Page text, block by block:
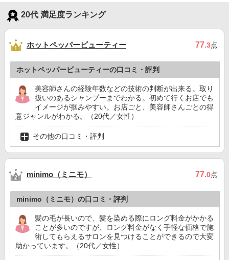
20代 満足度ランキング
ホットペッパービューティー 77.3点
ホットペッパービューティーの口コミ・評判
美容師さんの経験年数などの技術の判断が出来る。取り
扱いのあるシャンプーまでわかる。初めて行くお店でも
イメージが掴みやすい。お店ごと、美容師さんごとの得
意ジャンルがわかる。（20代／女性）
その他の口コミ・評判
minimo（ミニモ） 77.0点
minimo（ミニモ）の口コミ・評判
髪の毛が長いので、髪を染める際にロング料金がかかる
ことが多いのですが、ロング料金がなく手軽な価格で施
術してもらえるサロンを見つけることができるので大変
助かっています。（20代／女性）